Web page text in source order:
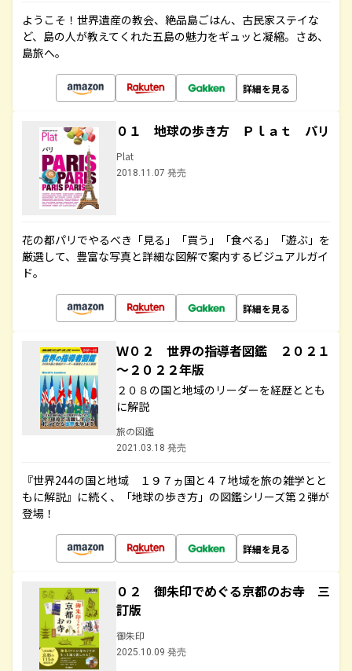
ようこそ！世界遺産の教会、絶品島ごはん、古民家ステイな
ど、島の人が教えてくれた五島の魅力をギュッと凝縮。さあ、
島旅へ。
詳細を見る
０１ 地球の歩き方 Ｐｌａｔ パリ
Plat
2018.11.07 発売
花の都パリでやるべき「見る」「買う」「食べる」「遊ぶ」を
厳選して、豊富な写真と詳細な図解で案内するビジュアルガイ
ド。
詳細を見る
Ｗ０２ 世界の指導者図鑑 ２０２１
～２０２２年版
２０８の国と地域のリーダーを経歴ととも
に解説
旅の図鑑
2021.03.18 発売
『世界244の国と地域 １９７ヵ国と４７地域を旅の雑学とと
もに解説』に続く、「地球の歩き方」の図鑑シリーズ第２弾が
登場！
詳細を見る
０２ 御朱印でめぐる京都のお寺 三
訂版
御朱印
2025.10.09 発売